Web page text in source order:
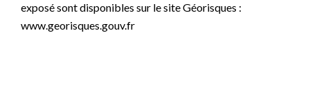
exposé sont disponibles sur le site Géorisques :
www.georisques.gouv.fr